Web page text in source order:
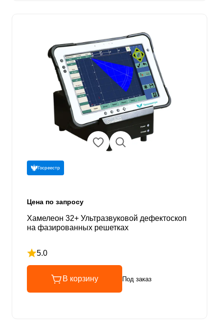
Госреестр
Цена по запросу
Хамелеон 32+ Ультразвуковой дефектоскоп
на фазированных решетках
5.0
Рейтинг 5 из 5
В корзину Под заказ